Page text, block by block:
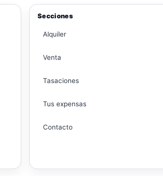
Secciones
Alquiler
Venta
Tasaciones
Tus expensas
Contacto